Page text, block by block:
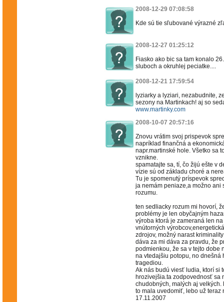
2008-12-29 07:08:58
Kde sú tie sľubované výrazné
2008-12-27 01:25:12
Fiasko ako bic sa tam konalo
sluboch a okruhlej peciatke....
2008-12-21 17:59:54
lyziarky a lyziari, nezabudnite,
sezony na Martinkach! aj so
www.martinky.com
2008-10-07 20:57:16
Znovu vrátim svoj prispevok
napríklad finančná a
napr.martinské hole. Všetko sa
vznikne.
spamatajte sa, tí, čo žijú ešte v
vízie sú od základu choré a
Tu je spomenutý príspevok
ja nemám peniaze,a možno ani
rozumu.
ten sedliacky rozum mi hovorí,
problémy je len obyčajným
výroba ktorá je zameraná len
vnútorných
zdrojov, možný narast
dáva za mi dáva za pravdu, že
podmienkou, že sa v tejto dobe
na vtedajšiu potopu, no dnešná
tragediou.
Ak nás budú viesť ludia, ktorí si
hrozivejšia.ta zodpovednosť sa
chudobných, malých aj
to mala uvedomiť, lebo už teraz
17.11.2007